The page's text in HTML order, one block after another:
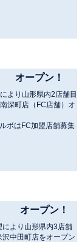
オープン！
より山形県内2店舗目
深町店（FC店舗）オ
ボはFC加盟店舗募集
オープン！
より山形県内3店舗
中田町店をオープン